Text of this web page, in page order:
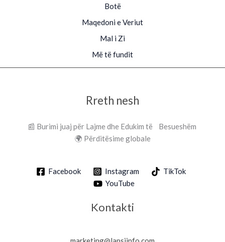
Botë
Maqedoni e Veriut
Mal i Zi
Më të fundit
Rreth nesh
📰 Burimi juaj për Lajme dhe Edukim të Besueshëm
🌍 Përditësime globale
Facebook Instagram
TikTok
YouTube
Kontakti